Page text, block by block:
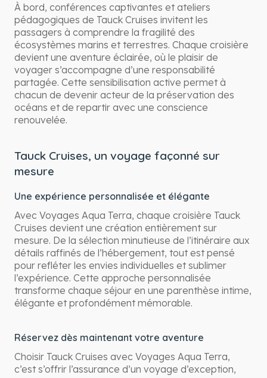
À bord, conférences captivantes et ateliers
pédagogiques de Tauck Cruises invitent les
passagers à comprendre la fragilité des
écosystèmes marins et terrestres. Chaque croisière
devient une aventure éclairée, où le plaisir de
voyager s’accompagne d’une responsabilité
partagée. Cette sensibilisation active permet à
chacun de devenir acteur de la préservation des
océans et de repartir avec une conscience
renouvelée.
Tauck Cruises, un voyage façonné sur
mesure
Une expérience personnalisée et élégante
Avec Voyages Aqua Terra, chaque croisière Tauck
Cruises devient une création entièrement sur
mesure. De la sélection minutieuse de l’itinéraire aux
détails raffinés de l’hébergement, tout est pensé
pour refléter les envies individuelles et sublimer
l’expérience. Cette approche personnalisée
transforme chaque séjour en une parenthèse intime,
élégante et profondément mémorable.
Réservez dès maintenant votre aventure
Choisir Tauck Cruises avec Voyages Aqua Terra,
c’est s’offrir l’assurance d’un voyage d’exception,